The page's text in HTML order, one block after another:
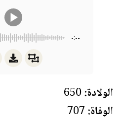
-:--
الولادة:
الوفاة: